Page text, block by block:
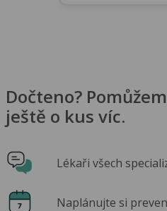
Dočteno?
ještě o kus víc.
Lékaři všech
Naplánujte si